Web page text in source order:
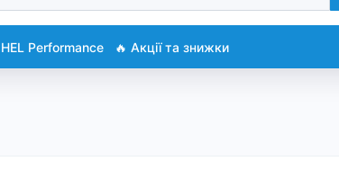
HEL Performance 🔥 Акції та знижки